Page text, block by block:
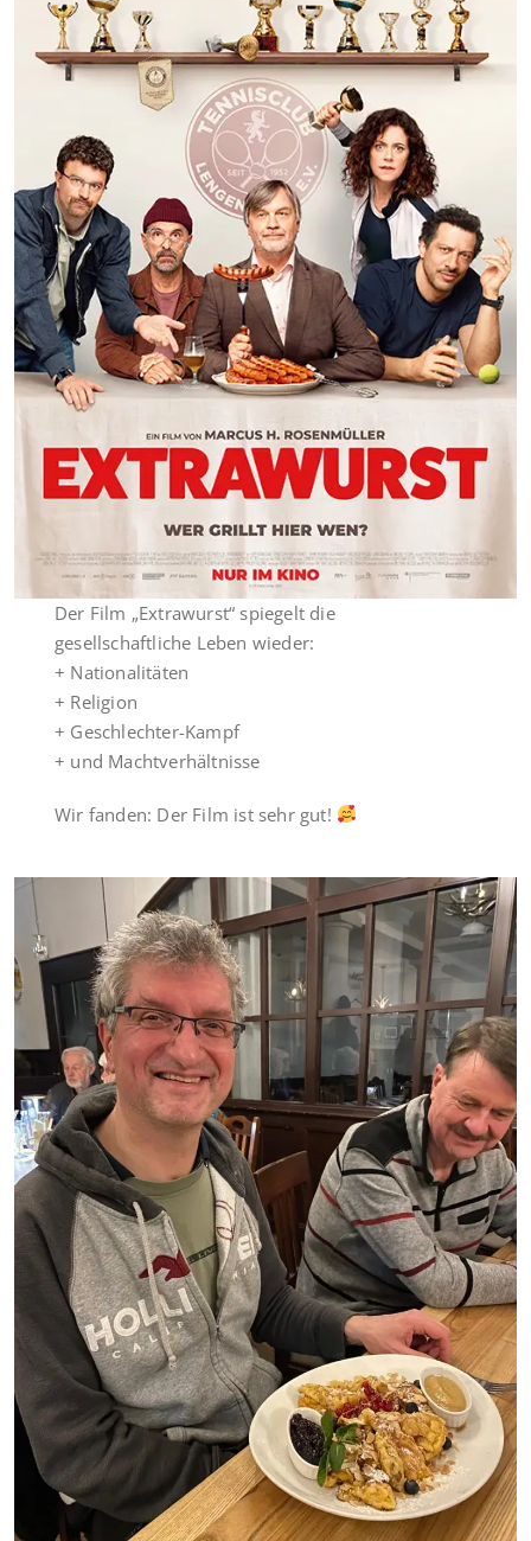
Der Film „Extrawurst“ spiegelt die
gesellschaftliche Leben wieder:
+ Nationalitäten
+ Religion
+ Geschlechter-Kampf
+ und Machtverhältnisse
Wir fanden: Der Film ist sehr gut!